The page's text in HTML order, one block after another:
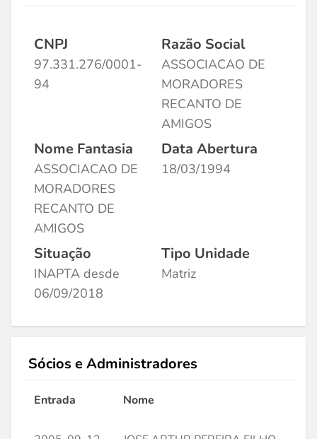
CNPJ
97.331.276/0001-
94
Razão Social
ASSOCIACAO DE
MORADORES
RECANTO DE
AMIGOS
Nome Fantasia
ASSOCIACAO DE
MORADORES
RECANTO DE
AMIGOS
Data Abertura
18/03/1994
Situação
INAPTA desde
06/09/2018
Tipo Unidade
Matriz
Sócios e Administradores
Entrada Nome